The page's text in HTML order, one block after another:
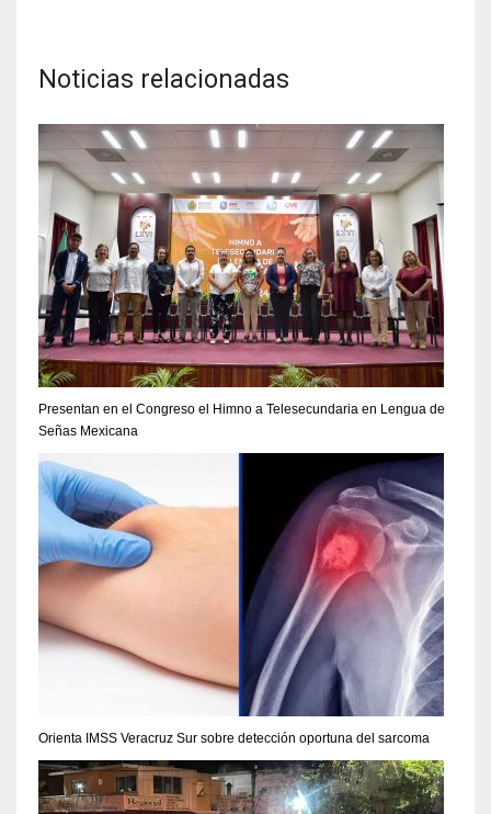
Noticias relacionadas
Presentan en el Congreso el Himno a Telesecundaria en Lengua de
Señas Mexicana
Orienta IMSS Veracruz Sur sobre detección oportuna del sarcoma